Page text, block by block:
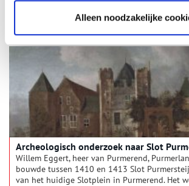
Alleen noodzakelijke
Noord-Holland een kijkje achter de schermen
tentoonstelling ‘Leven in Lagen’ bij Huis van
zijn favoriete verhalen.
Archeologisch onderzoek naar Slot
Willem Eggert, heer van Purmerend,
bouwde tussen 1410 en 1413 Slot
van het huidige Slotplein in Purmerend. Het